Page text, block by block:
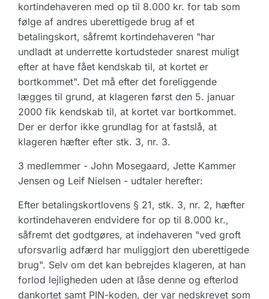
kortindehaveren med op til 8.000 kr. for tab som
følge af andres uberettigede brug af et
betalingskort, såfremt kortindehaveren "har
undladt at underrette kortudsteder snarest muligt
efter at have fået kendskab til, at kortet er
bortkommet". Det må efter det foreliggende
lægges til grund, at klageren først den 5. januar
2000 fik kendskab til, at kortet var bortkommet.
Der er derfor ikke grundlag for at fastslå, at
klageren hæfter efter stk. 3, nr. 3.
3 medlemmer - John Mosegaard, Jette Kammer
Jensen og Leif Nielsen - udtaler herefter:
Efter betalingskortlovens § 21, stk. 3, nr. 2, hæfter
kortindehaveren endvidere for op til 8.000 kr.,
såfremt det godtgøres, at indehaveren "ved groft
uforsvarlig adfærd har muliggjort den uberettigede
brug". Selv om det kan bebrejdes klageren, at han
forlod lejligheden uden at låse denne og efterlod
dankortet samt PIN-koden, der var nedskrevet som